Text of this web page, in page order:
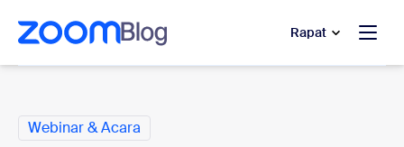
ke konten utama
percakapan bantuan
Rapat
Webinar & Acara